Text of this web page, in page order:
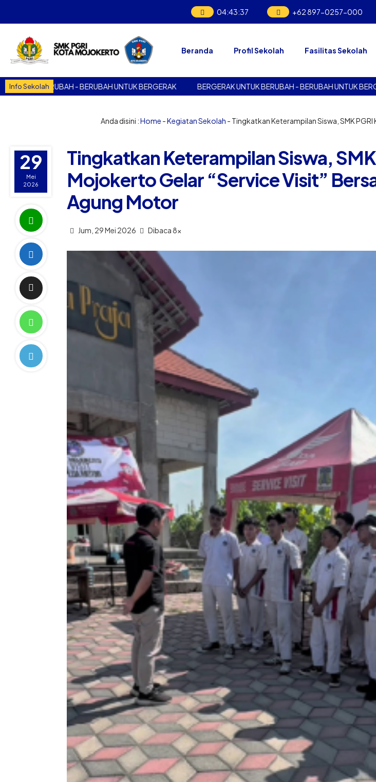
04:43:38 +62 897-0257-000
Beranda Profil Sekolah Fasilitas Sekolah
Info SekolahUNTUK BERGERAK BERGERAK UNTUK BERUBAH - BERUBAH UNTUK BERGERAK BERGERAK
Anda disini :Home -Kegiatan Sekolah - Tingkatkan Keterampilan Siswa, SMK
29
Mei
2026
Tingkatkan Keterampilan Siswa,
Mojokerto Gelar “Service Visit”
Agung Motor
Jum, 29 Mei 2026 Dibaca 8x